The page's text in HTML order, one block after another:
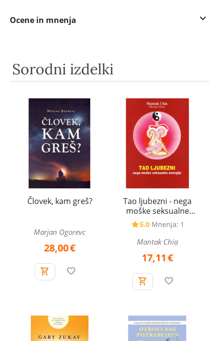
Ocene in mnenja
Sorodni izdelki
Človek, kam greš?
Marjan Ogorevc
28,00€
Tao ljubezni - nega
moške seksualne
energije
5.0 Mnenja: 1
Mantak Chia
17,11€